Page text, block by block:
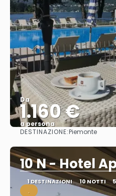
Da
1.160 €
a persona
DESTINAZIONE:Piemonte
10 N - Hotel
1 DESTINAZIONI 10 NOTTI
.